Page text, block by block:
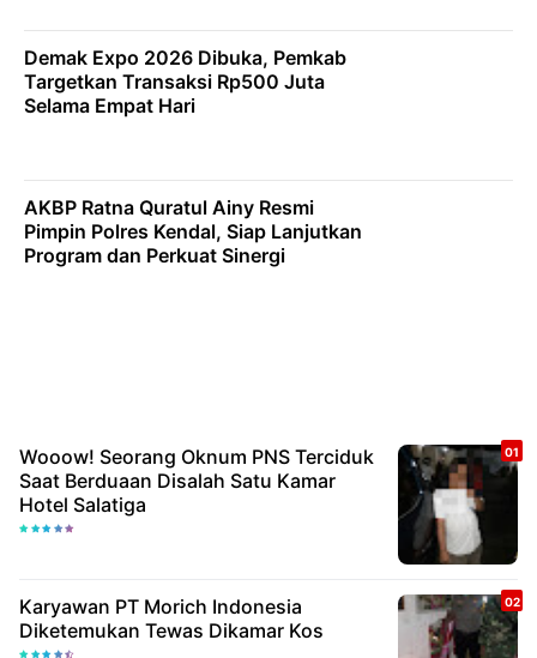
Demak Expo 2026 Dibuka, Pemkab
Targetkan Transaksi Rp500 Juta
Selama Empat Hari
AKBP Ratna Quratul Ainy Resmi
Pimpin Polres Kendal, Siap Lanjutkan
Program dan Perkuat Sinergi
Wooow! Seorang Oknum PNS Terciduk
Saat Berduaan Disalah Satu Kamar
Hotel Salatiga
Karyawan PT Morich Indonesia
Diketemukan Tewas Dikamar Kos